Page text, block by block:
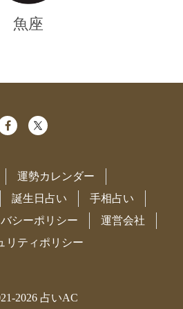
魚座
運勢カレンダー
誕生日占い
手相占い
シーポリシー
運営会社
リティポリシー
2026 占いAC